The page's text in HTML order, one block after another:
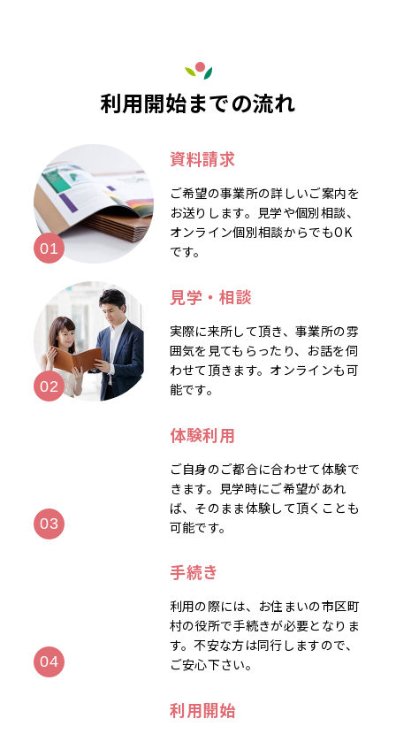
利用開始までの流れ
資料請求
ご希望の事業所の詳しいご案内を
お送りします。見学や個別相談、
オンライン個別相談からでもOK
です。
見学・相談
実際に来所して頂き、事業所の雰
囲気を見てもらったり、お話を伺
わせて頂きます。オンラインも可
能です。
体験利用
ご自身のご都合に合わせて体験で
きます。見学時にご希望があれ
ば、そのまま体験して頂くことも
可能です。
手続き
利用の際には、お住まいの市区町
村の役所で手続きが必要となりま
す。不安な方は同行しますので、
ご安心下さい。
利用開始